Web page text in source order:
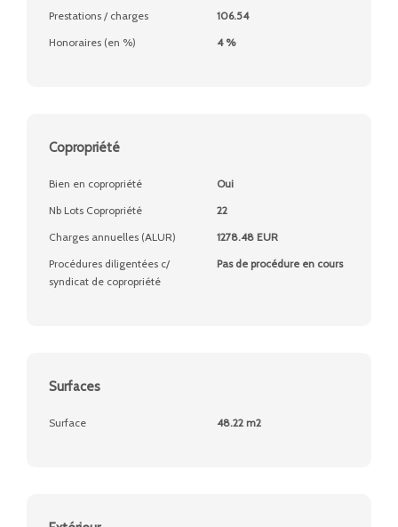
Prestations / charges
106.54
Honoraires (en %)
4 %
Copropriété
Bien en copropriété
Oui
Nb Lots Copropriété
22
Charges annuelles (ALUR)
1278.48 EUR
Procédures diligentées c/
syndicat de copropriété
Pas de procédure en cours
Surfaces
Surface 48.22 m2